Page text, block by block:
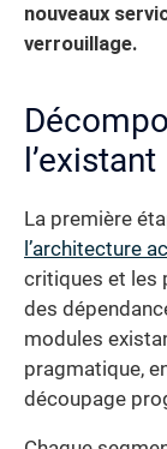
nouveaux
verrouillage.
l’existant
La première
l’architecture
critiques et les
des
modules
pragmatique,
découpage